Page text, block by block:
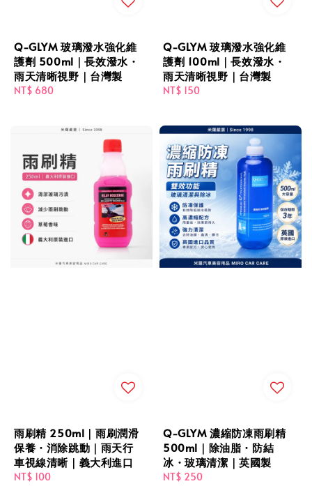
Q-GLYM 玻璃潑水強化維
護劑 500ml｜長效潑水・
雨天清晰視野｜台灣製
Regular
NT$ 680
Q-GLYM 玻璃潑水強化維
護劑 100ml｜長效潑水・
雨天清晰視野｜台灣製
Regular
NT$ 150
雨刷精 250ml｜雨刷潤滑
保養・消除跳動｜雨天行
車視線清晰｜義大利進口
Regular
NT$ 100
Q-GLYM 濃縮防凍雨刷精
500ml｜除油脂・防結
冰・玻璃清潔｜英國製
Regular
NT$ 250